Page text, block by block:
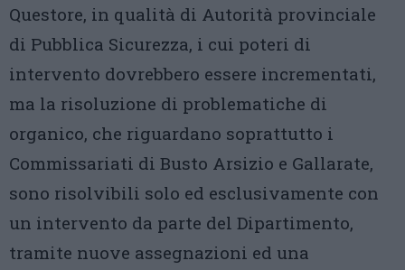
Questore, in qualità di Autorità provinciale
di Pubblica Sicurezza, i cui poteri di
intervento dovrebbero essere incrementati,
ma la risoluzione di problematiche di
organico, che riguardano soprattutto i
Commissariati di Busto Arsizio e Gallarate,
sono risolvibili solo ed esclusivamente con
un intervento da parte del Dipartimento,
tramite nuove assegnazioni ed una